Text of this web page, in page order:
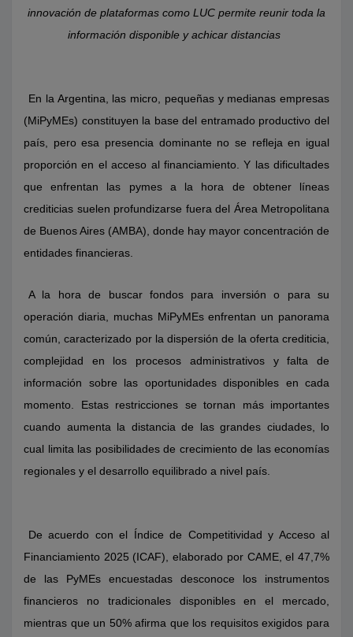
innovación de plataformas como LUC permite reunir toda la
información disponible y achicar distancias
En la Argentina, las micro, pequeñas y medianas empresas
(MiPyMEs) constituyen la base del entramado productivo del
país, pero esa presencia dominante no se refleja en igual
proporción en el acceso al financiamiento. Y las dificultades
que enfrentan las pymes a la hora de obtener líneas
crediticias suelen profundizarse fuera del Área Metropolitana
de Buenos Aires (AMBA), donde hay mayor concentración de
entidades financieras.
A la hora de buscar fondos para inversión o para su
operación diaria, muchas MiPyMEs enfrentan un panorama
común, caracterizado por la dispersión de la oferta crediticia,
complejidad en los procesos administrativos y falta de
información sobre las oportunidades disponibles en cada
momento. Estas restricciones se tornan más importantes
cuando aumenta la distancia de las grandes ciudades, lo
cual limita las posibilidades de crecimiento de las economías
regionales y el desarrollo equilibrado a nivel país.
De acuerdo con el Índice de Competitividad y Acceso al
Financiamiento 2025 (ICAF), elaborado por CAME, el 47,7%
de las PyMEs encuestadas desconoce los instrumentos
financieros no tradicionales disponibles en el mercado,
mientras que un 50% afirma que los requisitos exigidos para